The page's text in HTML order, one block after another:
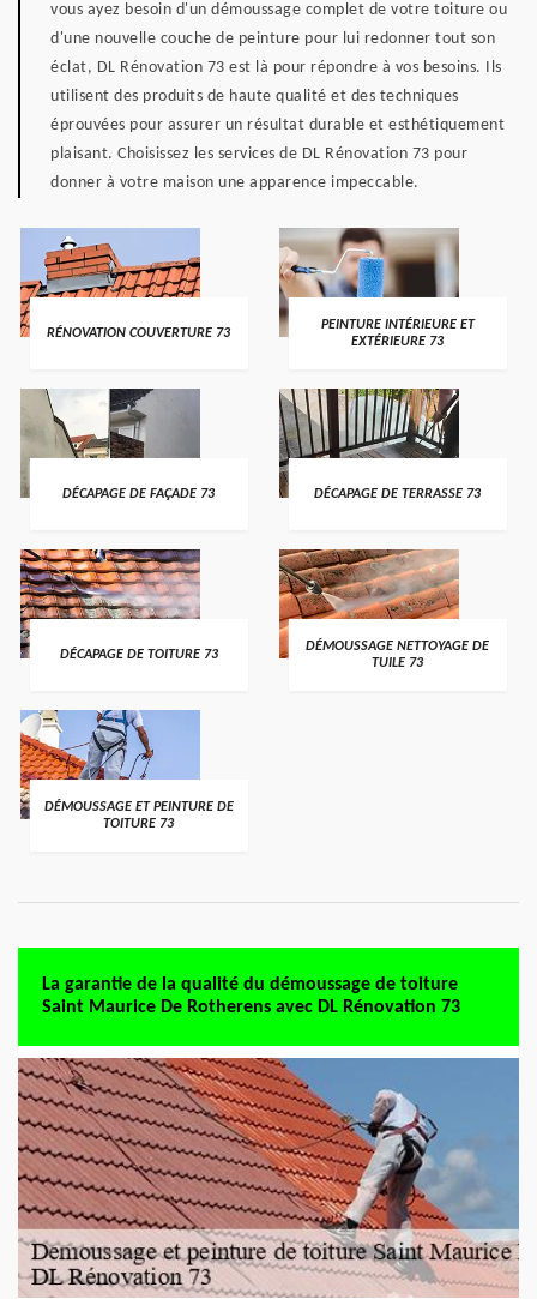
vous ayez besoin d'un démoussage complet de votre toiture ou
d'une nouvelle couche de peinture pour lui redonner tout son
éclat, DL Rénovation 73 est là pour répondre à vos besoins. Ils
utilisent des produits de haute qualité et des techniques
éprouvées pour assurer un résultat durable et esthétiquement
plaisant. Choisissez les services de DL Rénovation 73 pour
donner à votre maison une apparence impeccable.
RÉNOVATION COUVERTURE 73
PEINTURE INTÉRIEURE ET
EXTÉRIEURE 73
DÉCAPAGE DE FAÇADE 73 DÉCAPAGE DE TERRASSE 73
DÉCAPAGE DE TOITURE 73
DÉMOUSSAGE NETTOYAGE DE
TUILE 73
DÉMOUSSAGE ET PEINTURE DE
TOITURE 73
La garantie de la qualité du démoussage de toiture
Saint Maurice De Rotherens avec DL Rénovation 73